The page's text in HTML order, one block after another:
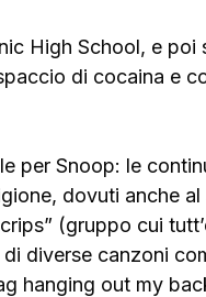
High School, e
di cocaina e
per Snoop: le
dovuti anche
(gruppo cui
diverse canzoni
hanging out my